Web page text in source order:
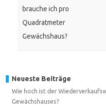
brauche ich pro
Quadratmeter
Gewächshaus?
Neueste Beiträge
Wie hoch ist der
Gewächshauses?